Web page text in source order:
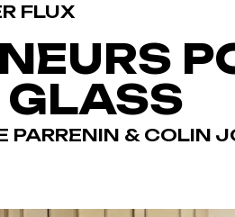
FLUX
GLASS
PARRENIN & COLIN